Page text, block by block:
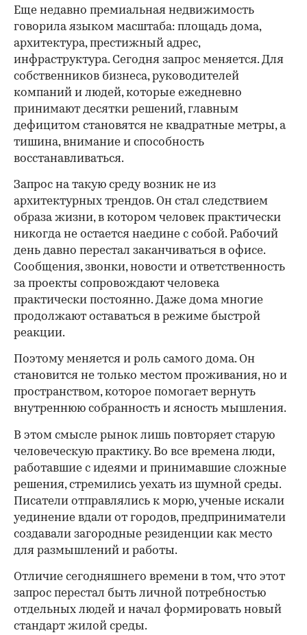
Еще недавно премиальная недвижимость
говорила языком масштаба: площадь дома,
архитектура, престижный адрес,
инфраструктура. Сегодня запрос меняется. Для
собственников бизнеса, руководителей
компаний и людей, которые ежедневно
принимают десятки решений, главным
дефицитом становятся не квадратные метры, а
тишина, внимание и способность
восстанавливаться.
Запрос на такую среду возник не из
архитектурных трендов. Он стал следствием
образа жизни, в котором человек практически
никогда не остается наедине с собой. Рабочий
день давно перестал заканчиваться в офисе.
Сообщения, звонки, новости и ответственность
за проекты сопровождают человека
практически постоянно. Даже дома многие
продолжают оставаться в режиме быстрой
реакции.
Поэтому меняется и роль самого дома. Он
становится не только местом проживания, но и
пространством, которое помогает вернуть
внутреннюю собранность и ясность мышления.
В этом смысле рынок лишь повторяет старую
человеческую практику. Во все времена люди,
работавшие с идеями и принимавшие сложные
решения, стремились уехать из шумной среды.
Писатели отправлялись к морю, ученые искали
уединение вдали от городов, предприниматели
создавали загородные резиденции как место
для размышлений и работы.
Отличие сегодняшнего времени в том, что этот
запрос перестал быть личной потребностью
отдельных людей и начал формировать новый
стандарт жилой среды.